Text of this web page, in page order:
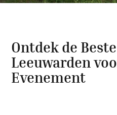
Ontdek de
Leeuwarden
Evenement